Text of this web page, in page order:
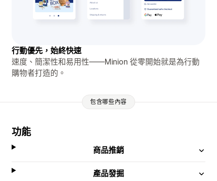
行動優先，始終快速
速度、簡潔性和易用性——Minion 從零開始就是為行動
購物者打造的。
包含哪些內容
功能
商品推銷
產品發掘